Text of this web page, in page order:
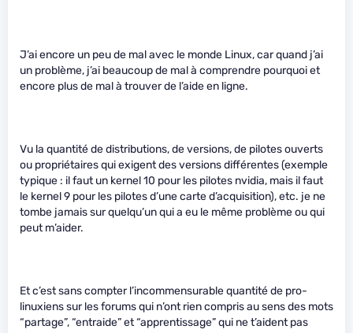
J’ai encore un peu de mal avec le monde Linux, car quand j’ai
un problème, j’ai beaucoup de mal à comprendre pourquoi et
encore plus de mal à trouver de l’aide en ligne.
Vu la quantité de distributions, de versions, de pilotes ouverts
ou propriétaires qui exigent des versions différentes (exemple
typique : il faut un kernel 10 pour les pilotes nvidia, mais il faut
le kernel 9 pour les pilotes d’une carte d’acquisition), etc. je ne
tombe jamais sur quelqu’un qui a eu le même problème ou qui
peut m’aider.
Et c’est sans compter l’incommensurable quantité de pro-
linuxiens sur les forums qui n’ont rien compris au sens des mots
“partage”, “entraide” et “apprentissage” qui ne t’aident pas